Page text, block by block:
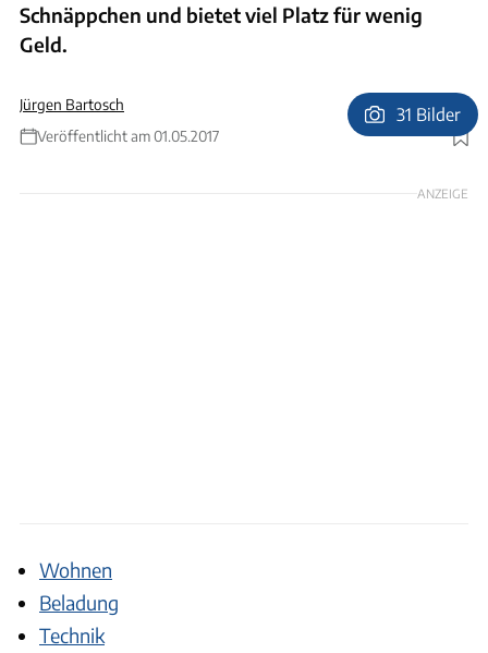
Schnäppchen und bietet viel Platz für wenig
Geld.
Jürgen Bartosch
Veröffentlicht am 01.05.2017
Foto: Ingolf Pompe
31 Bilder
ANZEIGE
Wohnen
Beladung
Technik